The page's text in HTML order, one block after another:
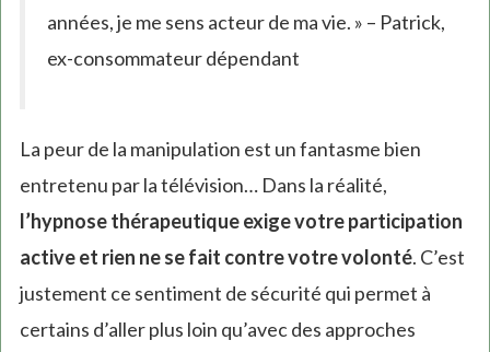
années, je me sens acteur de ma vie. » – Patrick,
ex-consommateur dépendant
La peur de la manipulation est un fantasme bien
entretenu par la télévision… Dans la réalité,
l’hypnose thérapeutique exige votre participation
active et rien ne se fait contre votre volonté. C’est
justement ce sentiment de sécurité qui permet à
certains d’aller plus loin qu’avec des approches